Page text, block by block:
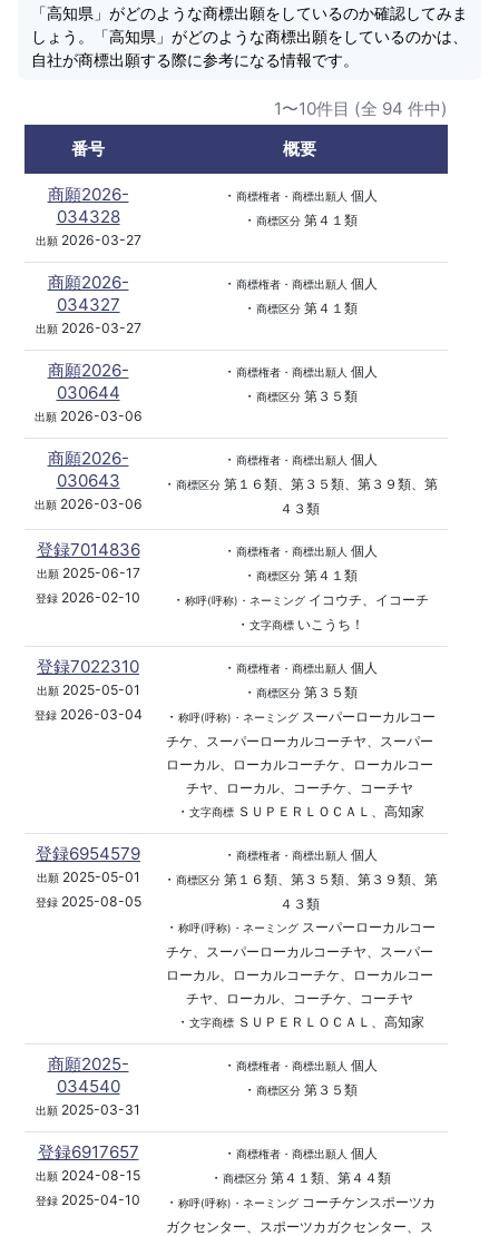
「高知県」がどのような商標出願をしているのか確認してみま
しょう。「高知県」がどのような商標出願をしているのかは、
自社が商標出願する際に参考になる情報です。
1〜10件目 (全 94 件中)
番号
概要
商願2026-
034328
出願2026-03-27
・ 商標権者・商標出願人 個人
・ 商標区分第４１類
商願2026-
034327
出願2026-03-27
・ 商標権者・商標出願人 個人
・ 商標区分第４１類
商願2026-
030644
出願2026-03-06
・ 商標権者・商標出願人 個人
・ 商標区分第３５類
商願2026-
030643
出願2026-03-06
・ 商標権者・商標出願人 個人
・ 商標区分第１６類、第３５類、第３９類、第
４３類
登録7014836
出願2025-06-17
登録 2026-02-10
・ 商標権者・商標出願人 個人
・ 商標区分第４１類
・ 称呼(呼称)・ネーミングイコウチ、イコーチ
・ 文字商標いこうち！
登録7022310
出願2025-05-01
登録2026-03-04
・ 商標権者・商標出願人 個人
・ 商標区分第３５類
・ 称呼(呼称)・ネーミングスーパーローカルコー
チケ、スーパーローカルコーチヤ、スーパー
ローカル、ローカルコーチケ、ローカルコー
チヤ、ローカル、コーチケ、コーチヤ
・ 文字商標ＳＵＰＥＲＬＯＣＡＬ、高知家
登録6954579
出願2025-05-01
登録2025-08-05
・ 商標権者・商標出願人 個人
・ 商標区分第１６類、第３５類、第３９類、第
４３類
・ 称呼(呼称)・ネーミングスーパーローカルコー
チケ、スーパーローカルコーチヤ、スーパー
ローカル、ローカルコーチケ、ローカルコー
チヤ、ローカル、コーチケ、コーチヤ
・ 文字商標ＳＵＰＥＲＬＯＣＡＬ、高知家
商願2025-
034540
出願 2025-03-31
・ 商標権者・商標出願人 個人
・ 商標区分第３５類
登録6917657
出願 2024-08-15
登録 2025-04-10
・ 商標権者・商標出願人 個人
・ 商標区分第４１類、第４４類
・ 称呼(呼称)・ネーミングコーチケンスポーツカ
ガクセンター、スポーツカガクセンター、ス